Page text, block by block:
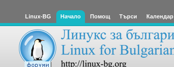
Linux-BG Начало Помощ Търси Календар